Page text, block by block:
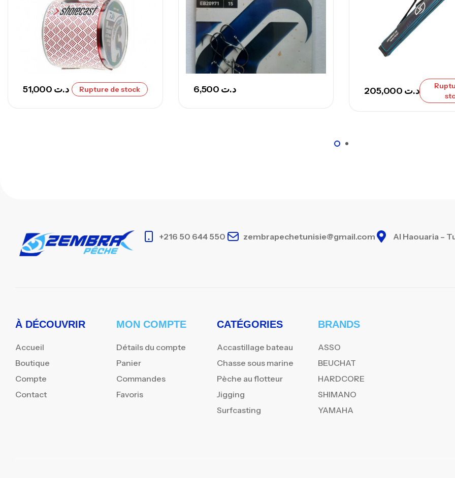
د.ت Rupture de stock د.ت د.ت
+216 50 644 550 zembrapechetunisie@gmail.com Al Haouaria –
À DÉCOUVRIR
Accueil
Boutique
Compte
Contact
MON COMPTE
Détails du compte
Panier
Commandes
Favoris
CATÉGORIES
Accastillage bateau
Chasse sous marine
Pèche au flotteur
Jigging
Surfcasting
BRANDS
ASSO
BEUCHAT
HARDCORE
SHIMANO
YAMAHA